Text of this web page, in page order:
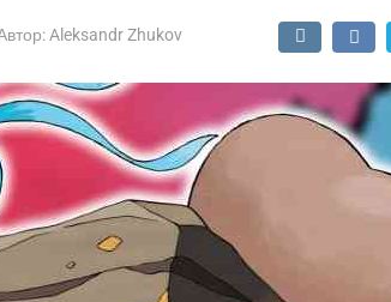
Aleksandr Zhukov